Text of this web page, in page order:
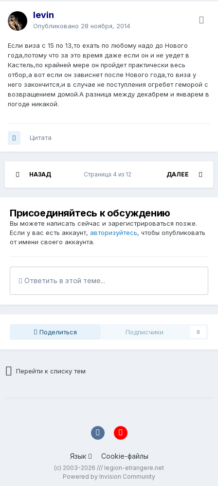
levin
Опубликовано 28 ноября, 2014
Если виза с 15 по 13,то ехать по любому надо до Нового
года,потому что за это время даже если он и не уедет в
Кастель,по крайней мере он пройдет практически весь
отбор,а вот если он зависнет после Нового года,то виза у
него закончится,и в случае не поступления огребет геморой с
возвращением домой.А разница между декабрем и январем в
погоде никакой.
Цитата
НАЗАД ДАЛЕЕ
Страница 4 из 12
Присоединяйтесь к обсуждению
Вы можете написать сейчас и зарегистрироваться позже.
Если у вас есть аккаунт, авторизуйтесь, чтобы опубликовать
от имени своего аккаунта.
Ответить в этой теме...
Поделиться Подписчики 0
Перейти к списку тем
Язык Cookie-файлы
(c) 2003-2026 /// legion-etrangere.net
Powered by Invision Community